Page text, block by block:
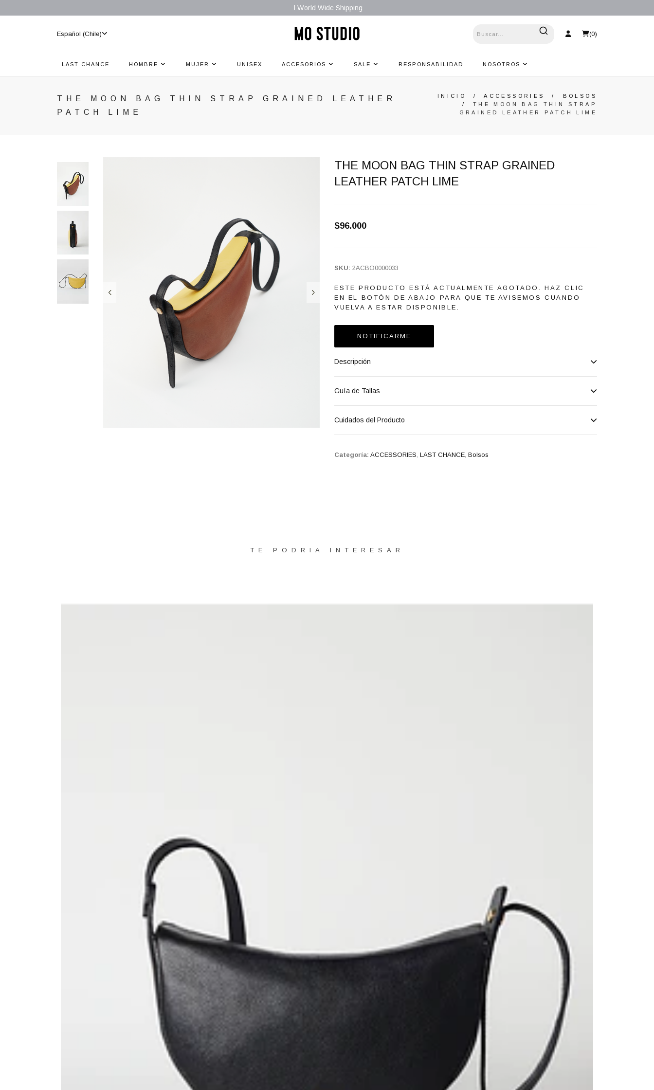
l World Wide Shipping
Español (Chile) (0)
LAST CHANCE HOMBRE MUJER UNISEX ACCESORIOS SALE RESPONSABILIDAD NOSOTROS
THE MOON BAG THIN STRAP GRAINED LEATHER
PATCH LIME
INICIO /ACCESSORIES / BOLSOS
/ THE MOON BAG THIN STRAP
GRAINED LEATHER PATCH LIME
THE MOON BAG THIN STRAP GRAINED
LEATHER PATCH LIME
$96.000
SKU: 2ACBO0000033
ESTE PRODUCTO ESTÁ ACTUALMENTE AGOTADO. HAZ CLIC
EN EL BOTÓN DE ABAJO PARA QUE TE AVISEMOS CUANDO
VUELVA A ESTAR DISPONIBLE.
NOTIFICARME
Descripción
Guía de Tallas
Cuidados del Producto
Categoría: ACCESSORIES LAST CHANCE Bolsos
TE PODRIA INTERESAR